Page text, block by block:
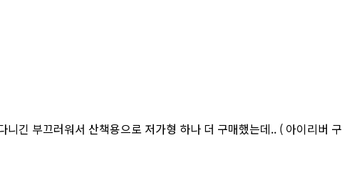
긴 부끄러워서 산책용으로 저가형 하나 더 구매했는데.. ( 아이리버 구